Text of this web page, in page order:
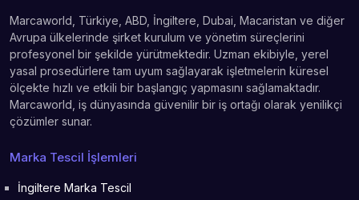
Marcaworld, Türkiye, ABD, İngiltere, Dubai, Macaristan ve diğer
Avrupa ülkelerinde şirket kurulum ve yönetim süreçlerini
profesyonel bir şekilde yürütmektedir. Uzman ekibiyle, yerel
yasal prosedürlere tam uyum sağlayarak işletmelerin küresel
ölçekte hızlı ve etkili bir başlangıç yapmasını sağlamaktadır.
Marcaworld, iş dünyasında güvenilir bir iş ortağı olarak yenilikçi
çözümler sunar.
Marka Tescil İşlemleri
İngiltere Marka Tescil